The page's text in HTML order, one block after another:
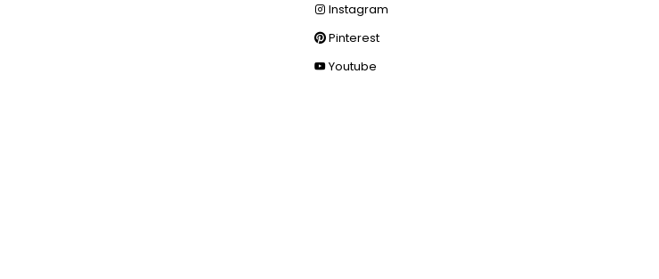
Instagram
Pinterest
Youtube